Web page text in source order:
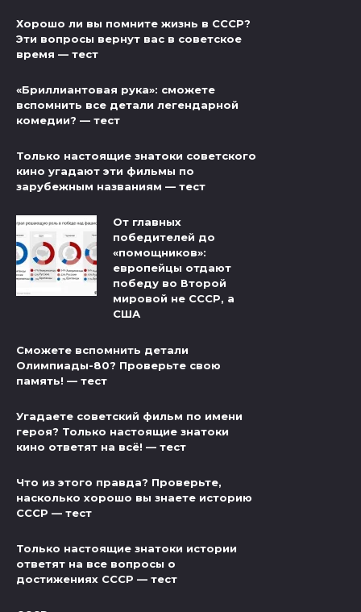
Хорошо ли вы помните жизнь в СССР?
Эти вопросы вернут вас в советское
время — тест
«Бриллиантовая рука»: сможете
вспомнить все детали легендарной
комедии? — тест
Только настоящие знатоки советского
кино угадают эти фильмы по
зарубежным названиям — тест
От главных
победителей до
«помощников»:
европейцы отдают
победу во Второй
мировой не СССР, а
США
Сможете вспомнить детали
Олимпиады-80? Проверьте свою
память! — тест
Угадаете советский фильм по имени
героя? Только настоящие знатоки
кино ответят на всё! — тест
Что из этого правда? Проверьте,
насколько хорошо вы знаете историю
СССР — тест
Только настоящие знатоки истории
ответят на все вопросы о
достижениях СССР — тест